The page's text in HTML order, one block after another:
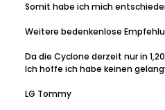
Somit habe ich mich
Weitere bedenkenlose
Da die Cyclone derzeit nur in
Ich hoffe ich habe keinen
LG Tommy